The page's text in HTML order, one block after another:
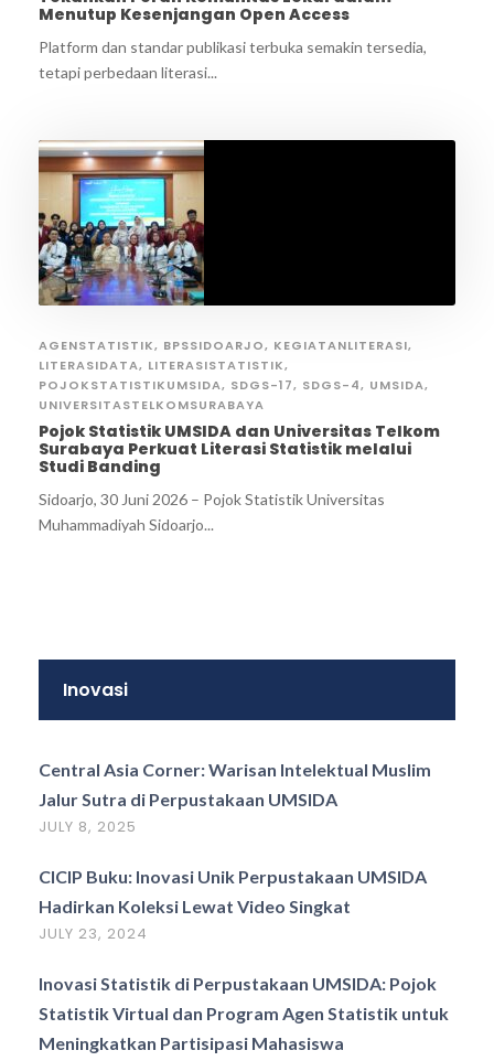
Menutup Kesenjangan Open Access
Platform dan standar publikasi terbuka semakin tersedia,
tetapi perbedaan literasi...
AGENSTATISTIK, BPSSIDOARJO, KEGIATANLITERASI,
LITERASIDATA, LITERASISTATISTIK,
POJOKSTATISTIKUMSIDA, SDGS-17, SDGS-4, UMSIDA,
UNIVERSITASTELKOMSURABAYA
Pojok Statistik UMSIDA dan Universitas Telkom
Surabaya Perkuat Literasi Statistik melalui
Studi Banding
Sidoarjo, 30 Juni 2026 – Pojok Statistik Universitas
Muhammadiyah Sidoarjo...
Inovasi
Central Asia Corner: Warisan Intelektual Muslim
Jalur Sutra di Perpustakaan UMSIDA
JULY 8, 2025
CICIP Buku: Inovasi Unik Perpustakaan UMSIDA
Hadirkan Koleksi Lewat Video Singkat
JULY 23, 2024
Inovasi Statistik di Perpustakaan UMSIDA: Pojok
Statistik Virtual dan Program Agen Statistik untuk
Meningkatkan Partisipasi Mahasiswa